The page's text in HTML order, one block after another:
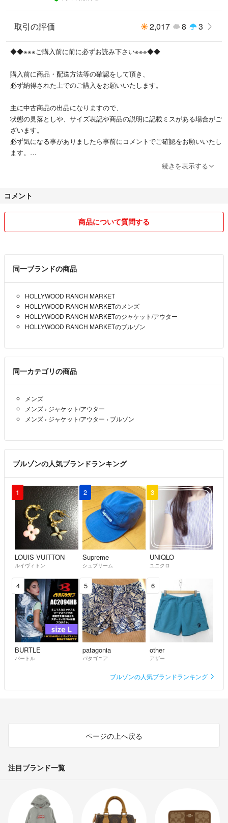
カラー：ブラウン
画像にて記載しておりますが、
右アーム部分から袖口まで、フロントジッパー中央付近、
裾のジッパー内側付近、右の内側ジッパー裏付近に
薄ジミ汚れがございます。
よく画像をご確認下さいませ。
その他に特筆するようなダメージはございません。
まだまだご愛用頂ける商品です。
あくまで素人保管になりますので気になる点やこだわる点がある場合は、
ご理解ある方のご入札宜しくお願い致します。
〔管理:K-4-98_92001_18025(S)〕
取引の評価 2,017 8 3
◆◆※※※ご購入前に前に必ずお読み下さい※※※◆◆
購入前に商品・配送方法等の確認をして頂き、
必ず納得された上でのご購入をお願いいたします。
主に中古商品の出品になりますので、
状態の見落としや、サイズ表記や商品の説明に記載ミスがある場合がご
ざいます。
必ず気になる事がありましたら事前にコメントでご確認をお願いいたし
ます。
取引における迷惑行為として
「誤操作や必要なくなった等の理由で、購入者都合のキャンセルはお止
めください。」
そして「迷惑行為を確認した場合、警告や利用制限を行うケースもあり
されています。
「サイズを間違えた」「サイズ感が合わなかった」「色がイメージと違
どの
購入者都合のキャンセルは「取引における迷惑行為」になります。
商品購入の際は十分にご確認の上、責任をもって購入をよろしくお願い
いたします。
◆◆※商品の発送について※◆◆
※即日発送や翌日発送は出来かねます。ご了承下さいませ。
日時指定などがある場合は、事前にご質問欄よりコメントして下さい。
できる限り対応させていただきます。
ご購入頂いた商品は順次、
必ず発送させて頂きますのでご安心下さいませ。
商品の到着に余裕のある方のご参加お待ちしております。
続きを表示する
コメント
商品について質問する
同一ブランドの商品
HOLLYWOOD RANCH MARKET
HOLLYWOOD RANCH MARKETのメンズ
HOLLYWOOD RANCH MARKETのジャケット/アウター
HOLLYWOOD RANCH MARKETのブルゾン
同一カテゴリの商品
メンズ
メンズ › ジャケット/アウター
メンズ › ジャケット/アウター › ブルゾン
ブルゾンの人気ブランドランキング
1
LOUIS VUITTON
ルイヴィトン
2
Supreme
シュプリーム
3
UNIQLO
ユニクロ
4
BURTLE
バートル
5
patagonia
パタゴニア
6
other
アザー
ブルゾンの人気ブランドランキング
ページの上へ戻る
注目ブランド一覧